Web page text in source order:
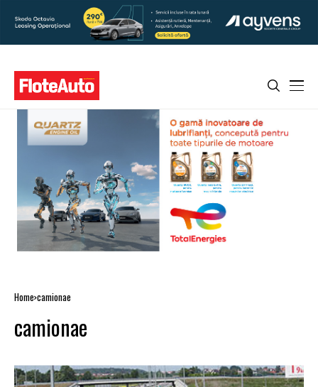
Home camionae
camionae